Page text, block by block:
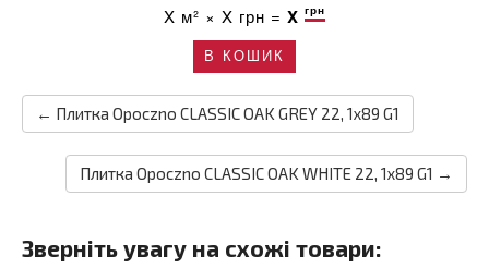
X м² × X грн = X грн
В КОШИК
← Плитка Opoczno CLASSIC OAK GREY 22, 1x89 G1
Плитка Opoczno CLASSIC OAK WHITE 22, 1x89 G1 →
Зверніть увагу на схожі товари: